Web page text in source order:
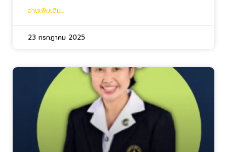
อ่านเพิ่มเติม...
23 กรกฎาคม 2025